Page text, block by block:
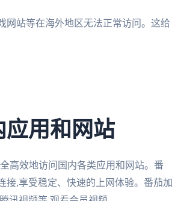
网站等在海外地区无法正常访问。这给
应用和网站
高效地访问国内各类应用和网站。番
接,享受稳定、快速的上网体验。番茄加